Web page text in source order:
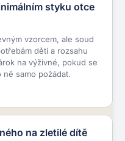
styku otce
vzorcem, ale soud
dětí a rozsahu
na výživné, pokud se
ně samo požádat.
na zletilé dítě